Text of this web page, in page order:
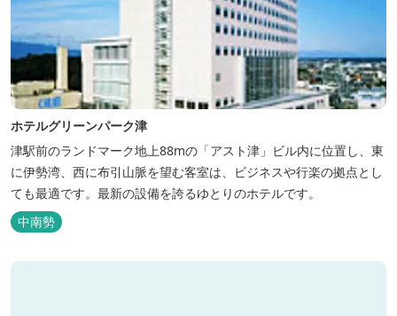
ホテルグリーンパーク津
津駅前のランドマーク地上88mの「アスト津」ビル内に位置し、東
に伊勢湾、西に布引山脈を望む客室は、ビジネスや行楽の拠点とし
ても最適です。最新の設備を誇るゆとりのホテルです。
中南勢